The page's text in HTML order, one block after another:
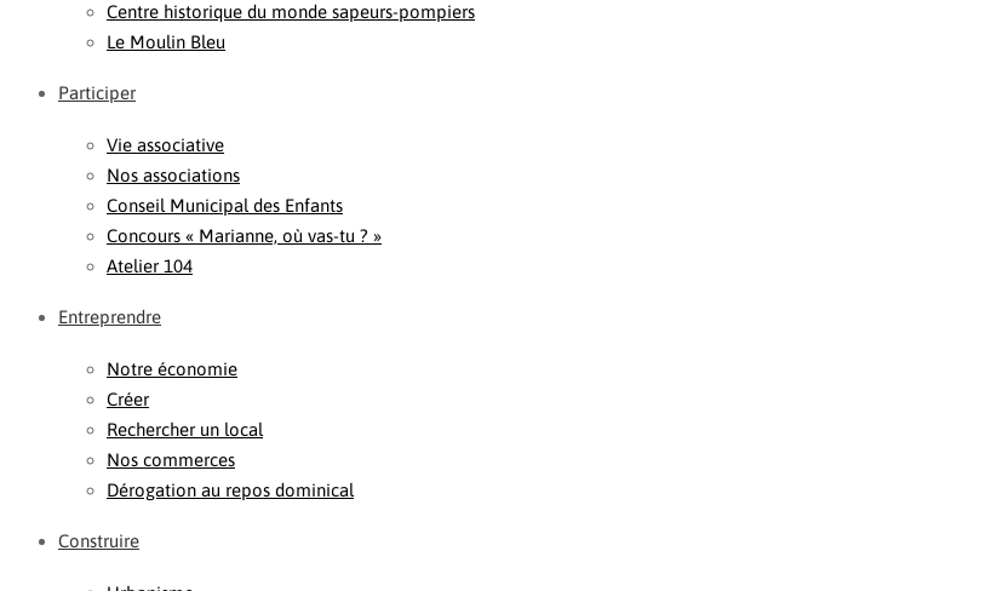
Centre historique du monde sapeurs-pompiers
Le Moulin Bleu
Participer
Vie associative
Nos associations
Conseil Municipal des Enfants
Concours « Marianne, où vas-tu ? »
Atelier 104
Entreprendre
Notre économie
Créer
Rechercher un local
Nos commerces
Dérogation au repos dominical
Construire